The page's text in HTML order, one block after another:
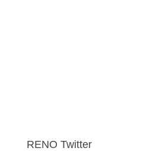
RENO Twitter